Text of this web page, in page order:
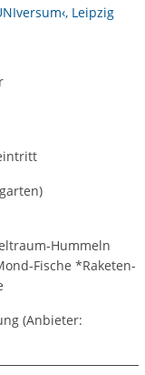
Leipzig
Hummeln
Fische *Raketen-
(Anbieter: